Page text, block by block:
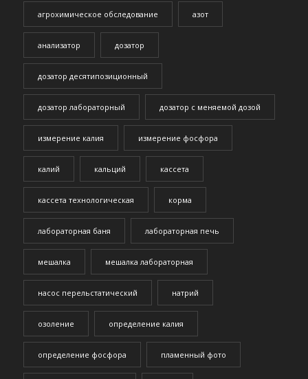
агрохимическое обследование азот
анализатор дозатор
дозатор десятипозиционный
дозатор лабораторный дозатор с меняемой дозой
измерение калия измерение фосфора
калий кальций кассета
кассета технологическая корма
лабораторная баня лабораторная печь
мешалка мешалка лабораторная
насос перельстатический натрий
озоление определение калия
определение фосфора пламенный фото